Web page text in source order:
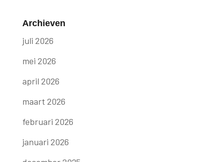
Archieven
juli 2026
mei 2026
april 2026
maart 2026
februari 2026
januari 2026